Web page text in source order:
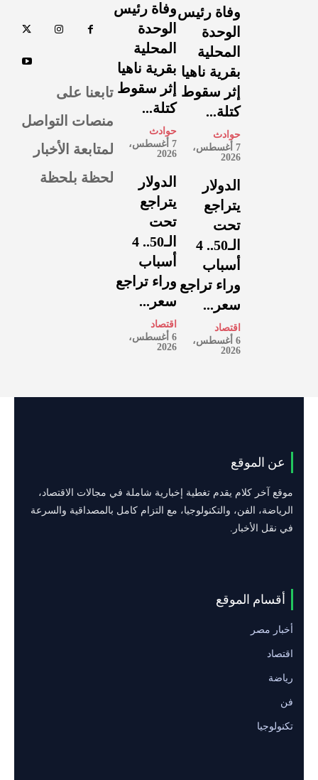
وفاة رئيس
الوحدة
المحلية
بقرية ناهيا
إثر سقوط
كتلة...
حوادث
7 أغسطس،
2026
الدولار
يتراجع
تحت
الـ50.. 4
أسباب
وراء تراجع
سعر...
اقتصاد
6 أغسطس،
2026
وفاة رئيس
الوحدة
المحلية
بقرية ناهيا
إثر سقوط
كتلة...
حوادث
7 أغسطس،
2026
الدولار
يتراجع
تحت
الـ50.. 4
أسباب
وراء تراجع
سعر...
اقتصاد
6 أغسطس،
2026
تابعنا على
منصات التواصل
لمتابعة الأخبار
لحظة بلحظة
عن الموقع
موقع آخر كلام يقدم تغطية إخبارية شاملة في مجالات الاقتصاد،
الرياضة، الفن، والتكنولوجيا، مع التزام كامل بالمصداقية والسرعة
في نقل الأخبار.
أقسام الموقع
أخبار مصر
اقتصاد
رياضة
فن
تكنولوجيا